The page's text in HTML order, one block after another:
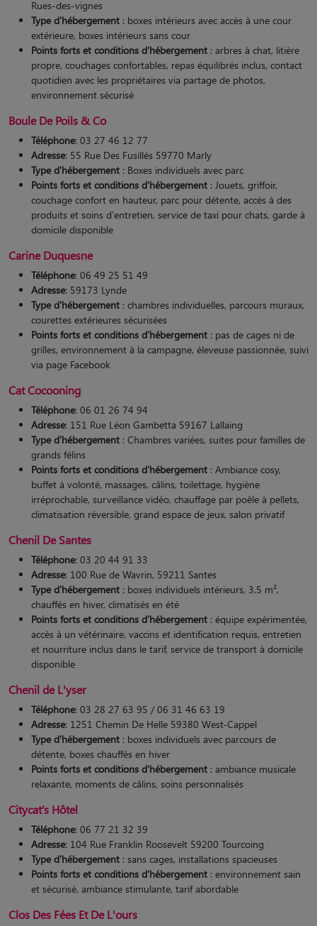
Rues-des-vignes
Type d'hébergement : boxes intérieurs avec accès à une cour
extérieure, boxes intérieurs sans cour
Points forts et conditions d’hébergement : arbres à chat, litière
propre, couchages confortables, repas équilibrés inclus, contact
quotidien avec les propriétaires via partage de photos,
environnement sécurisé
Boule De Poils & Co
Téléphone: 03 27 46 12 77
Adresse: 55 Rue Des Fusillés 59770 Marly
Type d'hébergement : Boxes individuels avec parc
Points forts et conditions d’hébergement : Jouets, griffoir,
couchage confort en hauteur, parc pour détente, accès à des
produits et soins d'entretien, service de taxi pour chats, garde à
domicile disponible
Carine Duquesne
Téléphone: 06 49 25 51 49
Adresse: 59173 Lynde
Type d'hébergement : chambres individuelles, parcours muraux,
courettes extérieures sécurisées
Points forts et conditions d’hébergement : pas de cages ni de
grilles, environnement à la campagne, éleveuse passionnée, suivi
via page Facebook
Cat Cocooning
Téléphone: 06 01 26 74 94
Adresse: 151 Rue Léon Gambetta 59167 Lallaing
Type d'hébergement : Chambres variées, suites pour familles de
grands félins
Points forts et conditions d’hébergement : Ambiance cosy,
buffet à volonté, massages, câlins, toilettage, hygiène
irréprochable, surveillance vidéo, chauffage par poêle à pellets,
climatisation réversible, grand espace de jeux, salon privatif
Chenil De Santes
Téléphone: 03 20 44 91 33
Adresse: 100 Rue de Wavrin, 59211 Santes
Type d'hébergement : boxes individuels intérieurs, 3,5 m²,
chauffés en hiver, climatisés en été
Points forts et conditions d’hébergement : équipe expérimentée,
accès à un vétérinaire, vaccins et identification requis, entretien
et nourriture inclus dans le tarif, service de transport à domicile
disponible
Chenil de L'yser
Téléphone: 03 28 27 63 95 / 06 31 46 63 19
Adresse: 1251 Chemin De Helle 59380 West-Cappel
Type d'hébergement : boxes individuels avec parcours de
détente, boxes chauffés en hiver
Points forts et conditions d’hébergement : ambiance musicale
relaxante, moments de câlins, soins personnalisés​
Citycat's Hôtel
Téléphone: 06 77 21 32 39
Adresse: 104 Rue Franklin Roosevelt 59200 Tourcoing
Type d'hébergement : sans cages, installations spacieuses
Points forts et conditions d’hébergement : environnement sain
et sécurisé, ambiance stimulante, tarif abordable
Clos Des Fées Et De L'ours